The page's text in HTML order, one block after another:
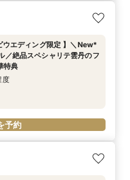
ウエディング限定 】＼New*
／絶品スペシャリテ雲丹のフ
特典
度
予約